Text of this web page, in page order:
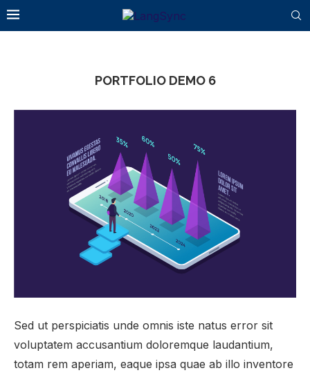
PORTFOLIO DEMO 6
Sed ut perspiciatis unde omnis iste natus error sit
voluptatem accusantium doloremque laudantium,
totam rem aperiam, eaque ipsa quae ab illo inventore